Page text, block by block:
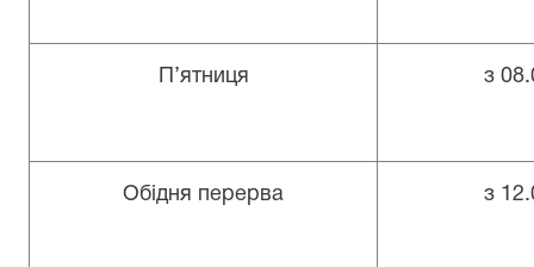
’ятниця з 08
Обідня перерва з